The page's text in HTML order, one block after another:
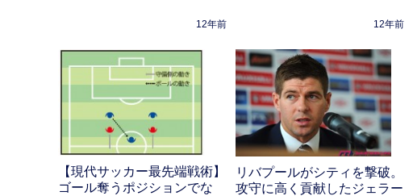
12年前 12年前
【現代サッカー最先端戦術】
ゴール奪うポジションでな
リバプールがシティを撃破。
攻守に高く貢献したジェラー